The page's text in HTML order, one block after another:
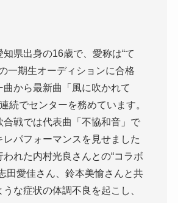
県出身の16歳で、愛称は“て
一期生オーディションに合格
曲から最新曲「風に吹かれて
続でセンターを務めています。
合戦では代表曲「不協和音」で
レパフォーマンスを見せました
われた内村光良さんとの“コラボ
田愛佳さん、鈴本美愉さんと共
な症状の体調不良を起こし、